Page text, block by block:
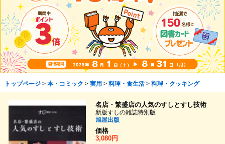
トップページ> 本・コミック > 実用 > 料理・食生活> 料理・クッキング
名店・繁盛店の人気のすしとすし技術
新版すしの雑誌特別版
旭屋出版
価格
3,080円